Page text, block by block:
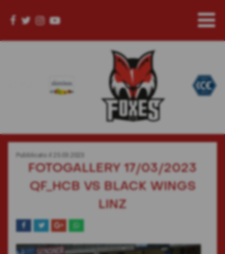
Pubblicato il
FOTOGALLERY 17/03/2023
QF_HCB VS BLACK WINGS
LINZ